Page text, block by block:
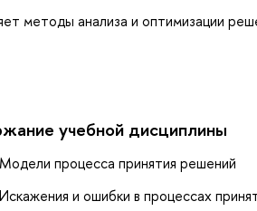
методы анализа и оптимизации
учебной дисциплины
процесса принятия решений
и ошибки в процессах